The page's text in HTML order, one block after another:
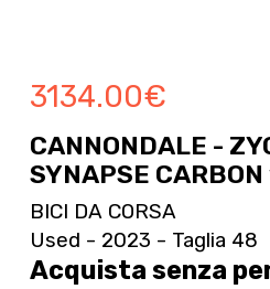
3134.00€
CANNONDALE -
SYNAPSE CARBON
BICI DA CORSA
Used - 2023 - Taglia 48
Acquista senza